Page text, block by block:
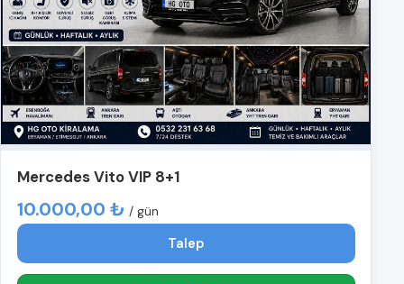
Mercedes Vito VIP 8+1
10.000,00 ₺ / gün
Talep